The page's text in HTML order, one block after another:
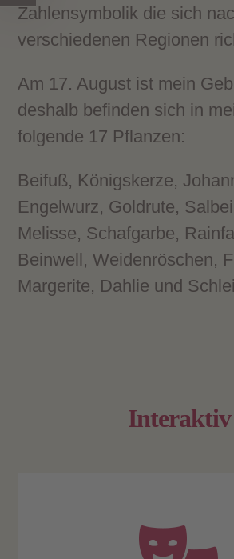
Zahlensymbolik die sich
verschiedenen Regionen
Am 17. August ist mein
deshalb befinden sich in
folgende 17 Pflanzen:
Beifuß, Königskerze,
Engelwurz, Goldrute,
Melisse, Schafgarbe,
Beinwell, Weidenröschen,
Margerite, Dahlie und
Interaktiv